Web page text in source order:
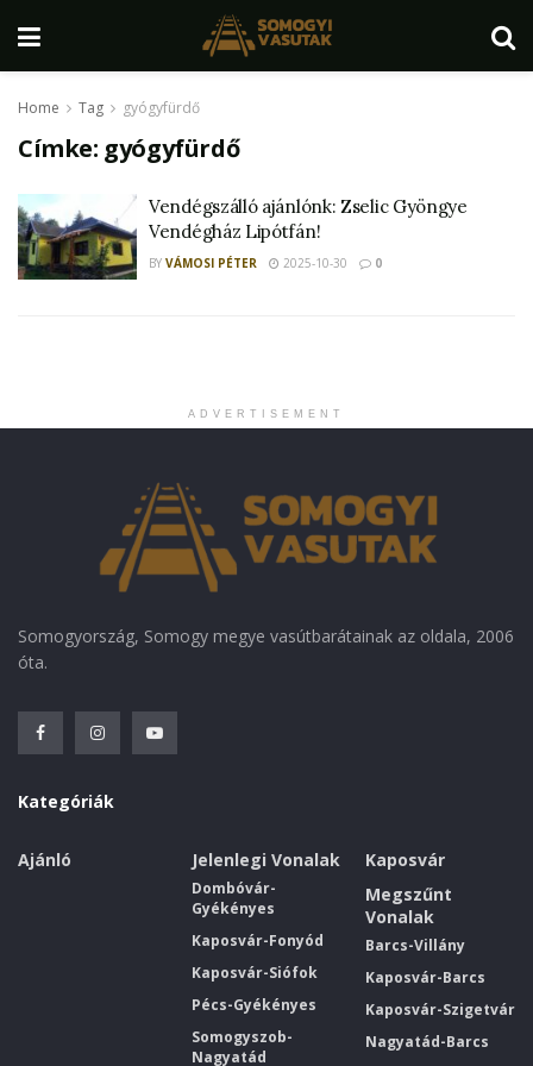
Home Tag gyógyfürdő
Címke: gyógyfürdő
Vendégszálló ajánlónk: Zselic Gyöngye
Vendégház Lipótfán!
BY VÁMOSI PÉTER 2025-10-30 0
ADVERTISEMENT
Somogyország, Somogy megye vasútbarátainak az oldala, 2006
óta.
Kategóriák
Ajánló Jelenlegi Vonalak
Dombóvár-
Gyékényes
Kaposvár-Fonyód
Kaposvár-Siófok
Pécs-Gyékényes
Somogyszob-
Nagyatád
Kaposvár
Megszűnt
Vonalak
Barcs-Villány
Kaposvár-Barcs
Kaposvár-Szigetvár
Nagyatád-Barcs